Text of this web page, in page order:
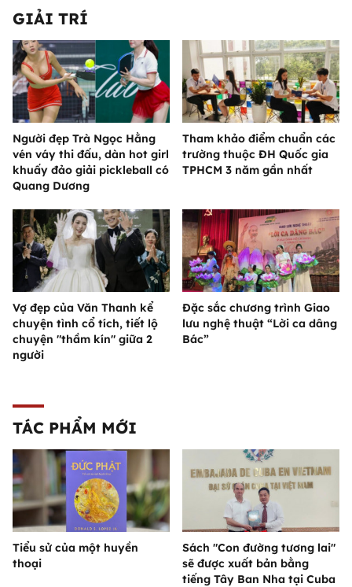
GIẢI TRÍ
Người đẹp Trà Ngọc Hằng
vén váy thi đấu, dàn hot girl
khuấy đảo giải pickleball có
Quang Dương
Tham khảo điểm chuẩn các
trường thuộc ĐH Quốc gia
TPHCM 3 năm gần nhất
Vợ đẹp của Văn Thanh kể
chuyện tình cổ tích, tiết lộ
chuyện "thầm kín" giữa 2
người
Đặc sắc chương trình Giao
lưu nghệ thuật “Lời ca dâng
Bác”
TÁC PHẨM MỚI
Tiểu sử của một huyền
thoại
Sách "Con đường tương lai"
sẽ được xuất bản bằng
tiếng Tây Ban Nha tại Cuba